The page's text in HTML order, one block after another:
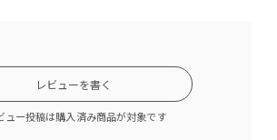
レビューを書く
ュー投稿は購入済み商品が対象です